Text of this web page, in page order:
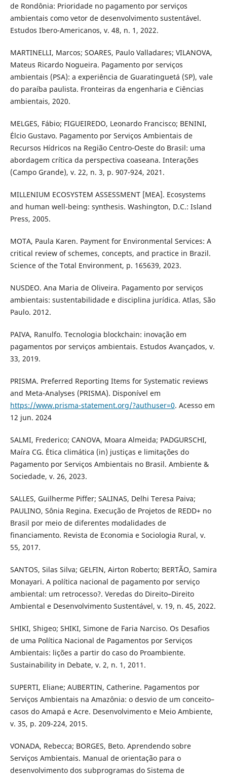
de Rondônia: Prioridade no pagamento por serviços
ambientais como vetor de desenvolvimento sustentável.
Estudos Ibero-Americanos, v. 48, n. 1, 2022.
MARTINELLI, Marcos; SOARES, Paulo Valladares; VILANOVA,
Mateus Ricardo Nogueira. Pagamento por serviços
ambientais (PSA): a experiência de Guaratinguetá (SP), vale
do paraíba paulista. Fronteiras da engenharia e Ciências
ambientais, 2020.
MELGES, Fábio; FIGUEIREDO, Leonardo Francisco; BENINI,
Élcio Gustavo. Pagamento por Serviços Ambientais de
Recursos Hídricos na Região Centro-Oeste do Brasil: uma
abordagem crítica da perspectiva coaseana. Interações
(Campo Grande), v. 22, n. 3, p. 907-924, 2021.
MILLENIUM ECOSYSTEM ASSESSMENT [MEA]. Ecosystems
and human well-being: synthesis. Washington, D.C.: Island
Press, 2005.
MOTA, Paula Karen. Payment for Environmental Services: A
critical review of schemes, concepts, and practice in Brazil.
Science of the Total Environment, p. 165639, 2023.
NUSDEO. Ana Maria de Oliveira. Pagamento por serviços
ambientais: sustentabilidade e disciplina jurídica. Atlas, São
Paulo. 2012.
PAIVA, Ranulfo. Tecnologia blockchain: inovação em
pagamentos por serviços ambientais. Estudos Avançados, v.
33, 2019.
PRISMA. Preferred Reporting Items for Systematic reviews
and Meta-Analyses (PRISMA). Disponível em
https://www.prisma-statement.org/?authuser=0. Acesso em
12 jun. 2024
SALMI, Frederico; CANOVA, Moara Almeida; PADGURSCHI,
Maíra CG. Ética climática (in) justiças e limitações do
Pagamento por Serviços Ambientais no Brasil. Ambiente &
Sociedade, v. 26, 2023.
SALLES, Guilherme Piffer; SALINAS, Delhi Teresa Paiva;
PAULINO, Sônia Regina. Execução de Projetos de REDD+ no
Brasil por meio de diferentes modalidades de
financiamento. Revista de Economia e Sociologia Rural, v.
55, 2017.
SANTOS, Silas Silva; GELFIN, Airton Roberto; BERTÃO, Samira
Monayari. A política nacional de pagamento por serviço
ambiental: um retrocesso?. Veredas do Direito–Direito
Ambiental e Desenvolvimento Sustentável, v. 19, n. 45, 2022.
SHIKI, Shigeo; SHIKI, Simone de Faria Narciso. Os Desafios
de uma Política Nacional de Pagamentos por Serviços
Ambientais: lições a partir do caso do Proambiente.
Sustainability in Debate, v. 2, n. 1, 2011.
SUPERTI, Eliane; AUBERTIN, Catherine. Pagamentos por
Serviços Ambientais na Amazônia: o desvio de um conceito–
casos do Amapá e Acre. Desenvolvimento e Meio Ambiente,
v. 35, p. 209-224, 2015.
VONADA, Rebecca; BORGES, Beto. Aprendendo sobre
Serviços Ambientais. Manual de orientação para o
desenvolvimento dos subprogramas do Sistema de